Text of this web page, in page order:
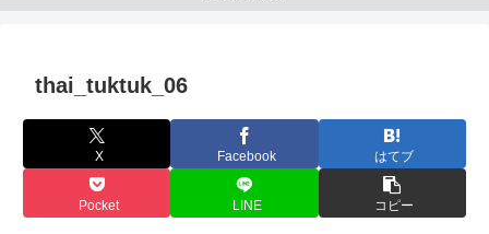
thai_tuktuk_06
X Facebook はてブ
Pocket LINE コピー